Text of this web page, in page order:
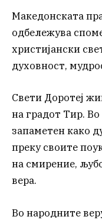
Македонската
одбележува
христијански
духовност,
Свети Доротеј
на градот Тир. Во
запаметен како
преку своите
на смирение,
вера.
Во народните